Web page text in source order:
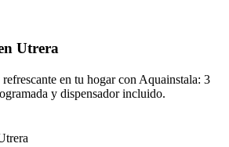
Utrera
en tu hogar con Aquainstala: 3
y dispensador incluido.